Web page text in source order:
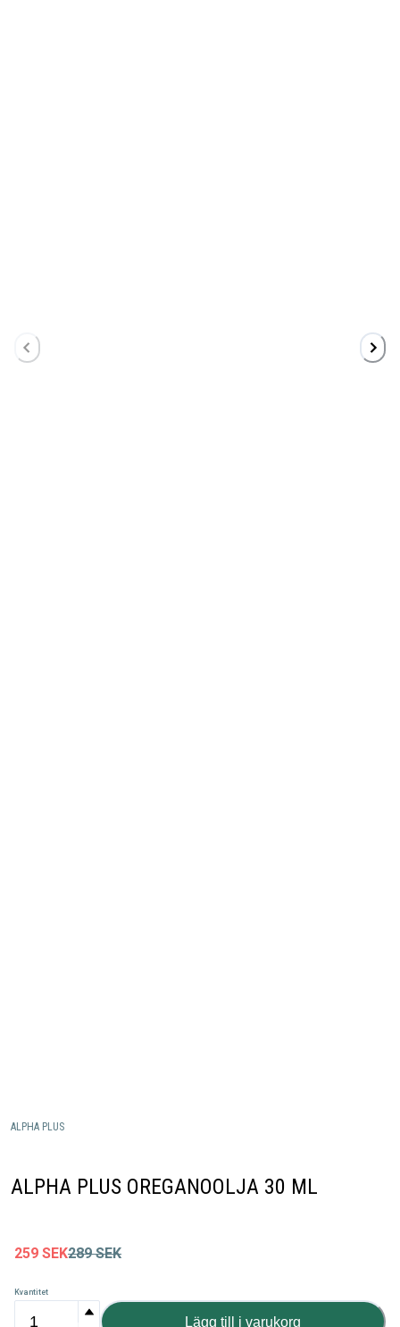
ALPHA PLUS
ALPHA PLUS OREGANOOLJA 30 ML
259 SEK289 SEK
Kvantitet
Lägg till i varukorg